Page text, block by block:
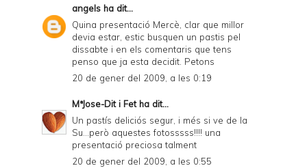
angels ha dit...
Quina presentació Mercè, clar que millor
devia estar, estic busquen un pastis pel
dissabte i en els comentaris que tens
penso que ja esta decidit. Petons
20 de gener del 2009, a les 0:19
MªJose-Dit i Fetha dit...
Un pastís deliciós segur, i més si ve de la
Su...però aquestes fotosssss!!!! una
presentació preciosa talment
20 de gener del 2009, a les 0:55